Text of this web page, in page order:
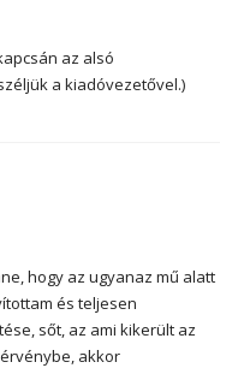
az alsó
a kiadóvezetővel.)
hogy az ugyanaz mű alatt
és teljesen
sőt, az ami kikerült az
akkor